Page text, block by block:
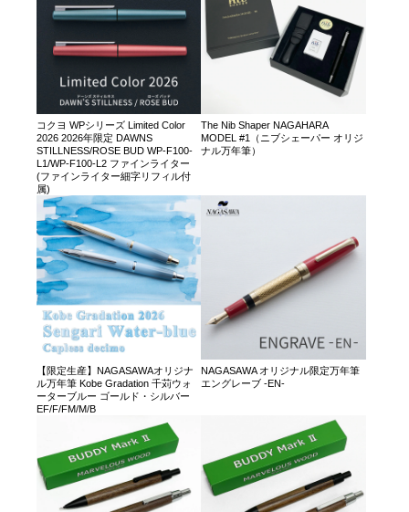
コクヨ WPシリーズ Limited Color
2026 2026年限定 DAWNS
STILLNESS/ROSE BUD WP-F100-
L1/WP-F100-L2 ファインライター
(ファインライター細字リフィル付
属)
The Nib Shaper NAGAHARA
MODEL #1（ニブシェーパー オリジ
ナル万年筆）
【限定生産】NAGASAWAオリジナ
ル万年筆 Kobe Gradation 千苅ウォ
ーターブルー ゴールド・シルバー
EF/F/FM/M/B
NAGASAWA オリジナル限定万年筆
エングレーブ -EN-